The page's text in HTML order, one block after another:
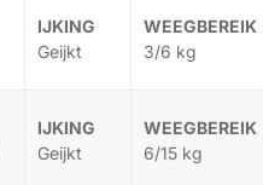
Geijkt 3/6 kg
Geijkt 6/15 kg